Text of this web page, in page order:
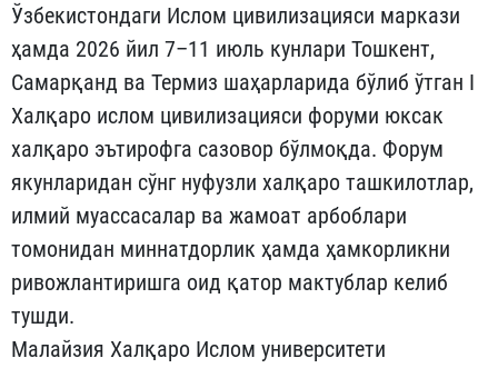
Ўзбекистондаги Ислом цивилизацияси маркази
ҳамда 2026 йил 7–11 июль кунлари Тошкент,
Самарқанд ва Термиз шаҳарларида бўлиб ўтган I
Халқаро ислом цивилизацияси форуми юксак
халқаро эътирофга сазовор бўлмоқда. Форум
якунларидан сўнг нуфузли халқаро ташкилотлар,
илмий муассасалар ва жамоат арбоблари
томонидан миннатдорлик ҳамда ҳамкорликни
ривожлантиришга оид қатор мактублар келиб
тушди.
Малайзия Халқаро Ислом университети